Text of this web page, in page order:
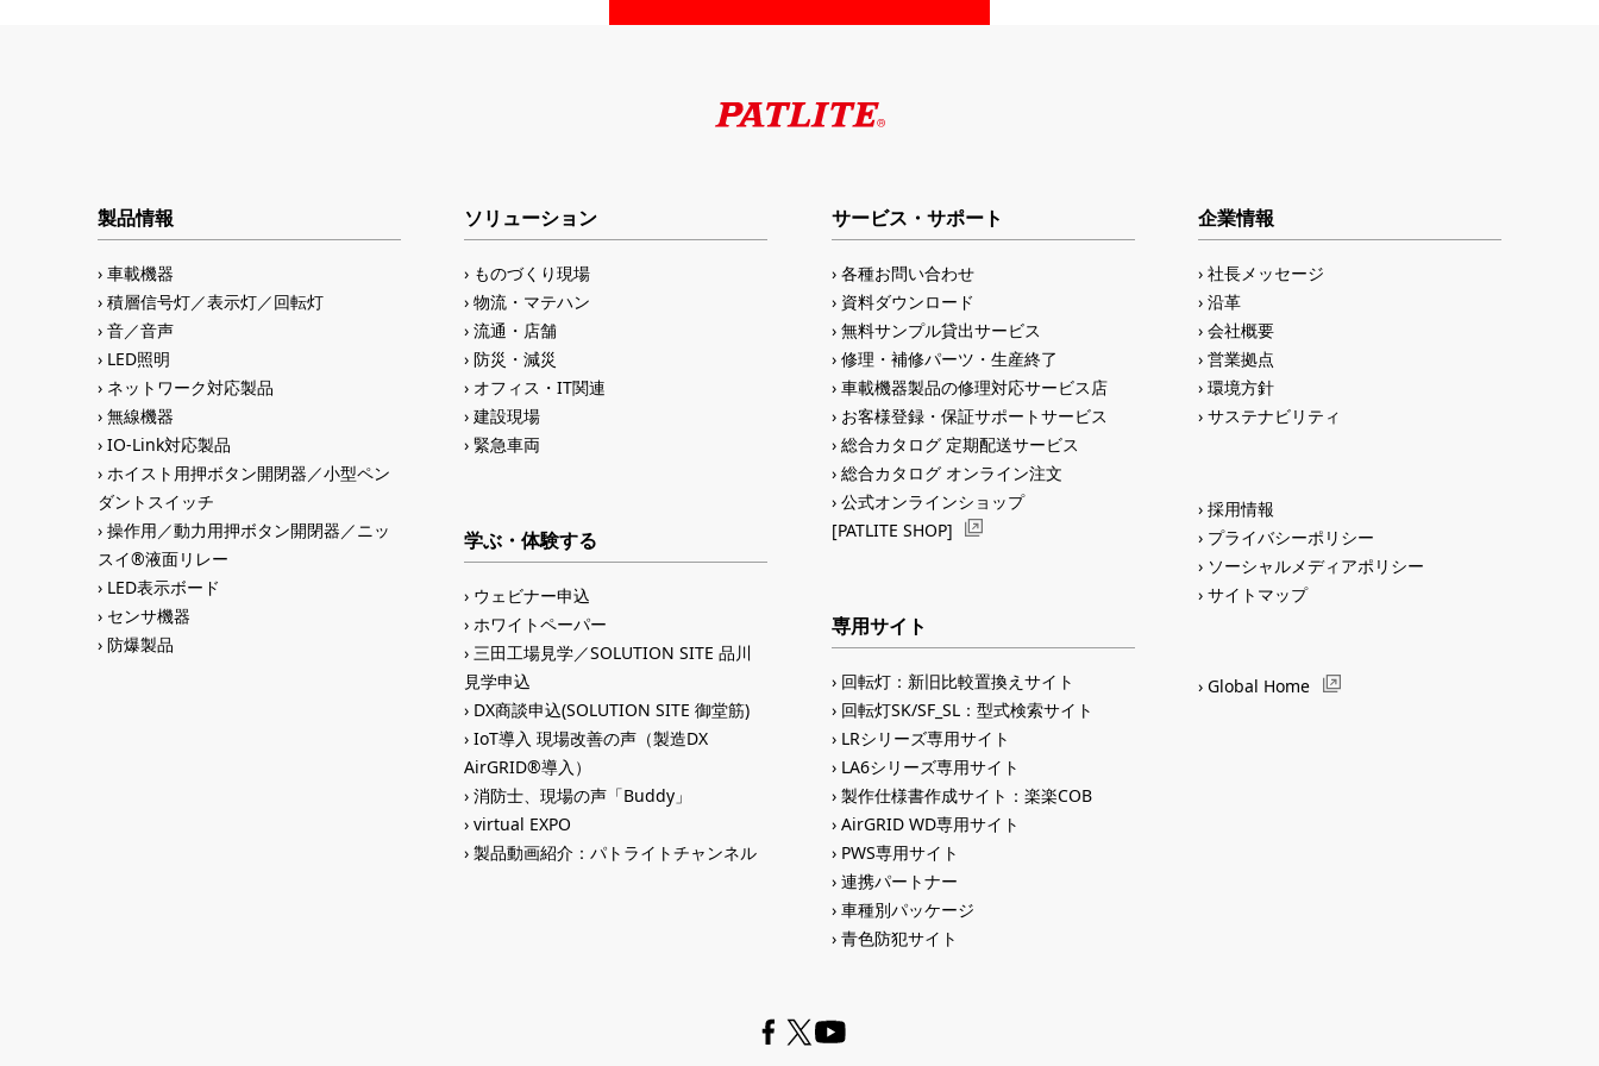
製品情報
車載機器
積層信号灯／表示灯／回転灯
音／音声
LED照明
ネットワーク対応製品
無線機器
IO-Link対応製品
ホイスト用押ボタン開閉器／小型ペン
ダントスイッチ
操作用／動力用押ボタン開閉器／ニッ
スイ®液面リレー
LED表示ボード
センサ機器
防爆製品
ソリューション
ものづくり現場
物流・マテハン
流通・店舗
防災・減災
オフィス・IT関連
建設現場
緊急車両
学ぶ・体験する
ウェビナー申込
ホワイトペーパー
三田工場見学／SOLUTION SITE 品川
見学申込
DX商談申込(SOLUTION SITE 御堂筋)
IoT導入 現場改善の声（製造DX
AirGRID®導入）
消防士、現場の声「Buddy」
virtual EXPO
製品動画紹介：パトライトチャンネル
サービス・サポート
各種お問い合わせ
資料ダウンロード
無料サンプル貸出サービス
修理・補修パーツ・生産終了
車載機器製品の修理対応サービス店
お客様登録・保証サポートサービス
総合カタログ 定期配送サービス
総合カタログ オンライン注文
公式オンラインショップ
[PATLITE SHOP]
専用サイト
回転灯：新旧比較置換えサイト
回転灯SK/SF_SL：型式検索サイト
LRシリーズ専用サイト
LA6シリーズ専用サイト
製作仕様書作成サイト：楽楽COB
AirGRID WD専用サイト
PWS専用サイト
連携パートナー
車種別パッケージ
青色防犯サイト
企業情報
社長メッセージ
沿革
会社概要
営業拠点
環境方針
サステナビリティ
採用情報
プライバシーポリシー
ソーシャルメディアポリシー
サイトマップ
Global Home